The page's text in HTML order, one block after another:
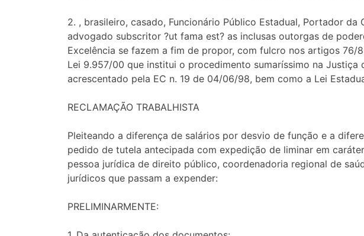
2. , brasileiro, casado, Funcionário Público Estadual, Portador da
advogado subscritor ?ut fama est? as inclusas outorgas de
Excelência se fazem a fim de propor, com fulcro nos artigos
Lei 9.957/00 que institui o procedimento sumaríssimo na
acrescentado pela EC n. 19 de 04/06/98, bem como a Lei
RECLAMAÇÃO TRABALHISTA
Pleiteando a diferença de salários por desvio de função e a
pedido de tutela antecipada com expedição de liminar em caráter
pessoa jurídica de direito público, coordenadoria regional de
jurídicos que passam a expender:
PRELIMINARMENTE: